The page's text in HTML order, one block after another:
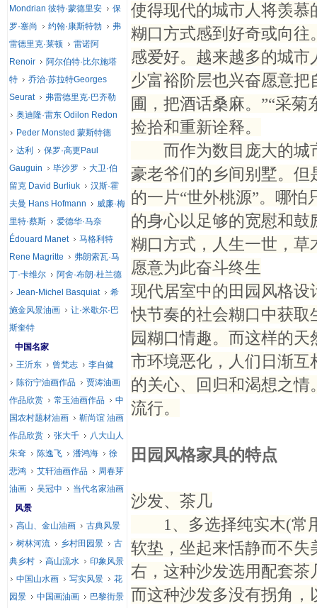
使得现代的城市人将羡
糊口方式感到好奇或向
感爱好。越来越多的城
少富裕阶层也兴奋愿意
圃，把酒话桑麻。”“采
捡拾和重新诠释。
而作为数目庞大的城
豪老爷们的乡间别墅。
的一片“世外桃源”。哪
的身心以足够的宽慰和
糊口方式，人生一世，
愿意为此奋斗终生
现代居室中的田园风格设
快节奏的社会糊口中获
园糊口情趣。而这样的
市环境恶化，人们日渐
的关心、回归和渴想之
流行。
田园风格家具的特点
沙发、茶几
1、多选择纯实木(常用
软垫，坐起来恬静而不失
右，这种沙发选用配套
而这种沙发多没有拐角
Mondrian 彼特·蒙德里安
保
罗·塞尚
约翰·康斯特勃
弗
雷德里克·莱顿
雷诺阿
Renoir
阿尔伯特·比尔施塔
特
乔治·苏拉特Georges
Seurat
弗雷德里克·巴齐勒
奥迪隆·雷东 Odilon Redon
Peder Monsted 蒙斯特德
达利
保罗·高更Paul
Gauguin
毕沙罗
大卫·伯
留克 David Burliuk
汉斯·霍
夫曼 Hans Hofmann
威廉·梅
里特·蔡斯
爱德华·马奈
Édouard Manet
马格利特
Rene Magritte
弗朗索瓦·马
丁·卡维尔
阿舍·布朗·杜兰德
Jean-Michel Basquiat
希
施金风景油画
让·米歇尔·巴
斯奎特
中国名家
王沂东
曾梵志
李自健
陈衍宁油画作品
贾涛油画
作品欣赏
常玉油画作品
中
国农村题材油画
靳尚谊 油画
作品欣赏
张大千
八大山人
朱耷
陈逸飞 潘鸿海
徐
悲鸿
艾轩油画作品
周春芽
油画
吴冠中
当代名家油画
风景
高山、金山油画
古典风景
树林河流
乡村田园景
古
典乡村
高山流水
印象风景
中国山水画
写实风景
花
园景
中国画油画
巴黎街景